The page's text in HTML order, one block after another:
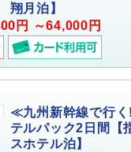
翔月泊】
円 ～64,000円
≪九州新幹線で行
テルパック2日間【
スホテル泊】